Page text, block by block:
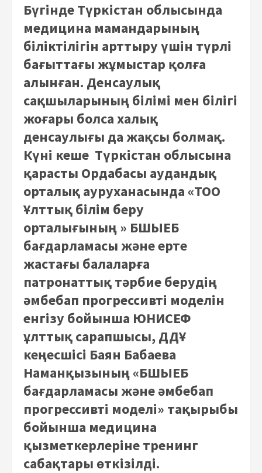
Бүгінде Түркістан облысында
медицина мамандарының
біліктілігін арттыру үшін түрлі
бағыттағы жұмыстар қолға
алынған. Денсаулық
сақшыларының білімі мен білігі
жоғары болса халық
денсаулығы да жақсы болмақ.
Күні кеше Түркістан облысына
қарасты Ордабасы аудандық
орталық ауруханасында «ТОО
Ұлттық білім беру
орталығының » БШЫЕБ
бағдарламасы және ерте
жастағы балаларға
патронаттық тәрбие берудің
әмбебап прогрессивті моделін
енгізу бойынша ЮНИСЕФ
ұлттық сарапшысы, ДДҰ
кеңесшісі Баян Бабаева
Наманқызының «БШЫЕБ
бағдарламасы және әмбебап
прогрессивті моделі» тақырыбы
бойынша медицина
қызметкерлеріне тренинг
сабақтары өткізілді.